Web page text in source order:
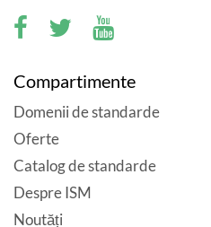
Compartimente
Domenii de standarde
Oferte
Catalog de standarde
Despre ISM
Noutăți